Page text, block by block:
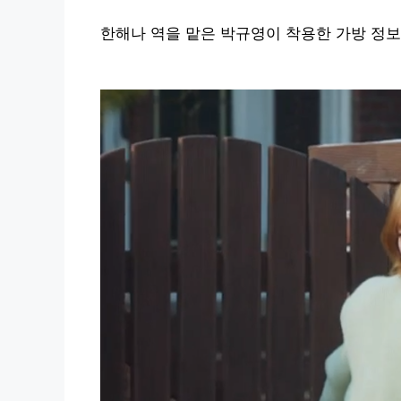
한해나 역을 맡은 박규영이 착용한 가방 정